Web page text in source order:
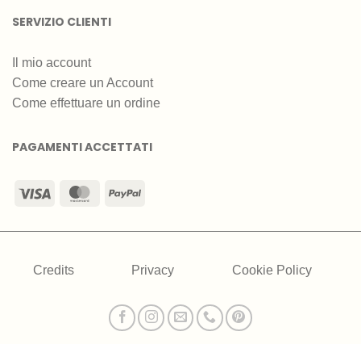
SERVIZIO CLIENTI
Il mio account
Come creare un Account
Come effettuare un ordine
PAGAMENTI ACCETTATI
Visa MasterCardPayPal
Credits Privacy Cookie Policy